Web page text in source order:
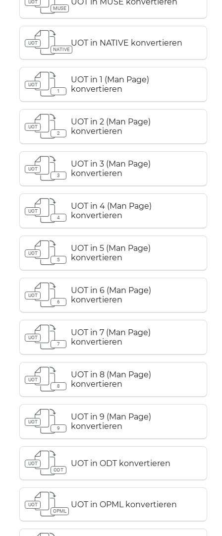
UOT
MUSE
UOT
NATIVE
UOT in NATIVE konvertieren
UOT
1
UOT in 1 (Man Page)
konvertieren
UOT
2
UOT in 2 (Man Page)
konvertieren
UOT
3
UOT in 3 (Man Page)
konvertieren
UOT
4
UOT in 4 (Man Page)
konvertieren
UOT
5
UOT in 5 (Man Page)
konvertieren
UOT
6
UOT in 6 (Man Page)
konvertieren
UOT
7
UOT in 7 (Man Page)
konvertieren
UOT
8
UOT in 8 (Man Page)
konvertieren
UOT
9
UOT in 9 (Man Page)
konvertieren
UOT
ODT
UOT in ODT konvertieren
UOT
OPML
UOT in OPML konvertieren